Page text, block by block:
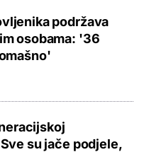
podržava
osobama: '36
su jače podjele,